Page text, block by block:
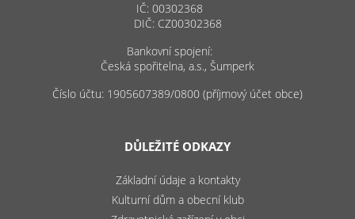
IČ: 00302368
DIČ: CZ00302368
Bankovní spojení:
Česká spořitelna, a.s., Šumperk
Číslo účtu: 1905607389/0800 (příjmový účet obce)
DŮLEŽITÉ ODKAZY
Základní údaje a kontakty
Kulturní dům a obecní klub